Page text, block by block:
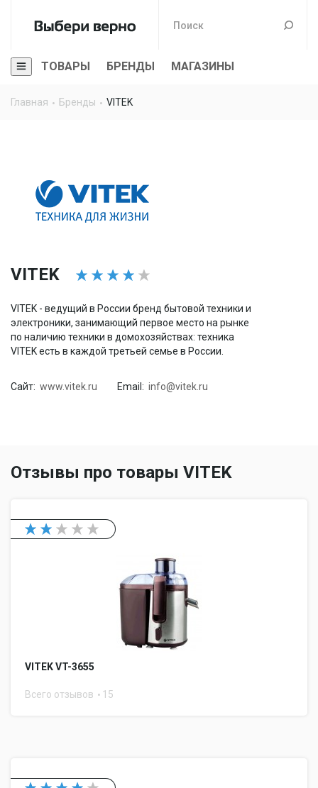
ТОВАРЫ БРЕНДЫ МАГАЗИНЫ
Главная Бренды VITEK
VITEK
VITEK - ведущий в России бренд бытовой техники и
электроники, занимающий первое место на рынке
по наличию техники в домохозяйствах: техника
VITEK есть в каждой третьей семье в России.
Сайт: www.vitek.ru Email: info@vitek.ru
Отзывы про товары VITEK
VITEK VT-3655
Всего отзывов 15